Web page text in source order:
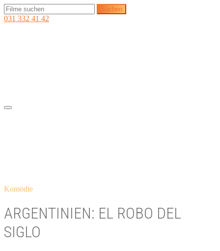
031 332 41 42
Komödie
ARGENTINIEN: EL ROBO DEL
SIGLO